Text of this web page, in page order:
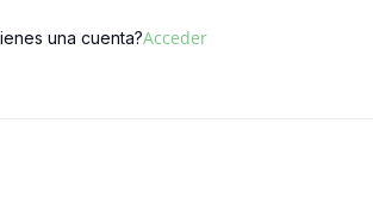
una cuenta?Acceder